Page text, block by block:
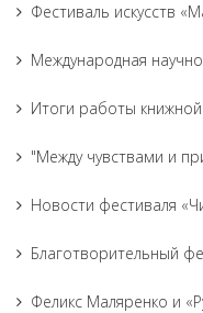
Фестиваль искусств
Международная
Итоги работы
"Между чувствами и
Новости фестиваля
Благотворительный
Феликс Маляренко и